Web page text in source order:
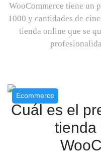
WooCommerce tiene un
1000 y cantidades de
tienda online que se
Ecommerce
Cuál es el
tienda